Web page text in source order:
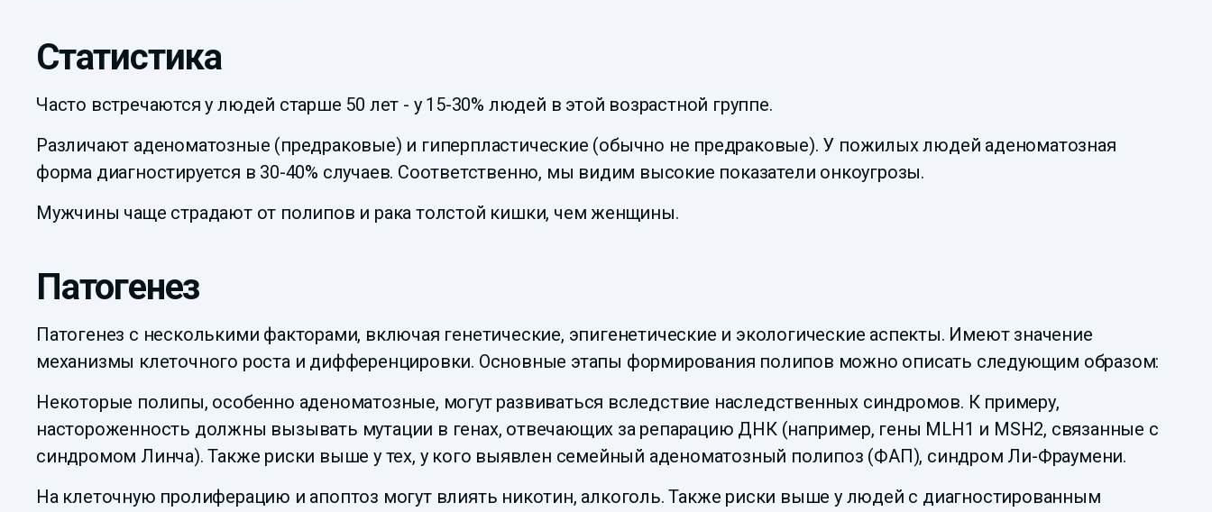
Статистика
Часто встречаются у людей старше 50 лет - у 15-30% людей в этой возрастной группе.
Различают аденоматозные (предраковые) и гиперпластические (обычно не предраковые). У пожилых людей аденоматозная
форма диагностируется в 30-40% случаев. Соответственно, мы видим высокие показатели онкоугрозы.
Мужчины чаще страдают от полипов и рака толстой кишки, чем женщины.
Патогенез
Патогенез с несколькими факторами, включая генетические, эпигенетические и экологические аспекты. Имеют значение
механизмы клеточного роста и дифференцировки. Основные этапы формирования полипов можно описать следующим образом:
Некоторые полипы, особенно аденоматозные, могут развиваться вследствие наследственных синдромов. К примеру,
настороженность должны вызывать мутации в генах, отвечающих за репарацию ДНК (например, гены MLH1 и MSH2, связанные с
синдромом Линча). Также риски выше у тех, у кого выявлен семейный аденоматозный полипоз (ФАП), синдром Ли-Фраумени.
На клеточную пролиферацию и апоптоз могут влиять никотин, алкоголь. Также риски выше у людей с диагностированным